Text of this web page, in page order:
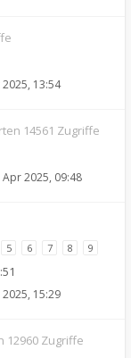
2025, 13:54
14561 Zugriffe
Apr 2025, 09:48
5 6 7 8 9
2025, 15:29
12960 Zugriffe